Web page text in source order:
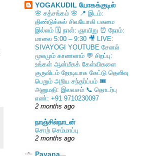
YOGAKUDIL யோகக்குடில்
🌸 சத்சங்கம் 🌸 📍 இடம்:
திண்டுக்கல் சிவயோகி பசுமை
இல்லம் 🗓️ நாள்: ஞாயிறு ⏰ நேரம்:
மாலை 5:00 – 9:30 🎥 LIVE:
SIVAYOGI YOUTUBE சேனல்
மூலமும் காணலாம் 💬 சிறப்பு:
உங்கள் ஆன்மீகக் கேள்விகளை
குருவிடம் நேரடியாக கேட்டு தெளிவு
பெறும் அறிய சந்தர்ப்பம் 🎟️
அனுமதி: இலவசம் 📞 தொடர்பு
எண்: +91 9710230097
2 months ago
நாஞ்சில்நாடன்
சொற் செம்மாப்பு
2 months ago
Payana...